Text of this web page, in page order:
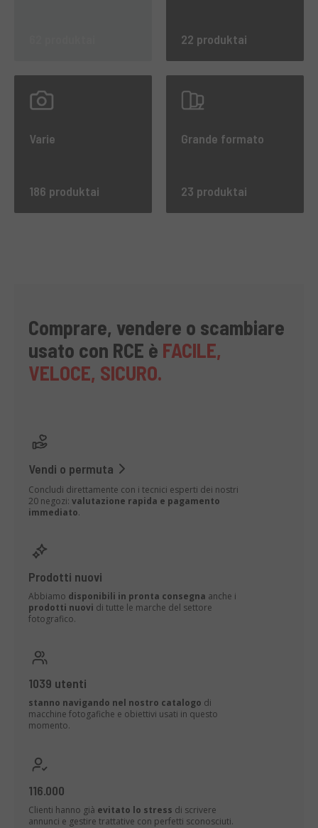
22 produktai
Varie
186 produktai
Grande formato
23 produktai
Comprare, vendere o scambiare
usato con RCE è FACILE,
VELOCE, SICURO.
Vendi o permuta
Concludi direttamente con i tecnici esperti dei nostri
20 negozi: valutazione rapida e pagamento
immediato.
Prodotti nuovi
Abbiamo disponibili in pronta consegna anche i
prodotti nuovi di tutte le marche del settore
fotografico.
1039 utenti
stanno navigando nel nostro catalogo di
macchine fotogafiche e obiettivi usati in questo
momento.
116.000
Clienti hanno già evitato lo stress di scrivere
annunci e gestire trattative con perfetti sconosciuti.